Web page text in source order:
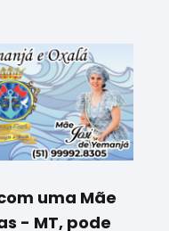
uma Mãe
- MT, pode